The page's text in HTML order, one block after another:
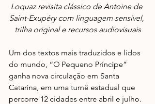
Loquaz revisita clássico de Antoine de
Saint-Exupéry com linguagem sensível,
trilha original e recursos audiovisuais
Um dos textos mais traduzidos e lidos
do mundo, “O Pequeno Príncipe”
ganha nova circulação em Santa
Catarina, em uma turnê estadual que
percorre 12 cidades entre abril e julho.